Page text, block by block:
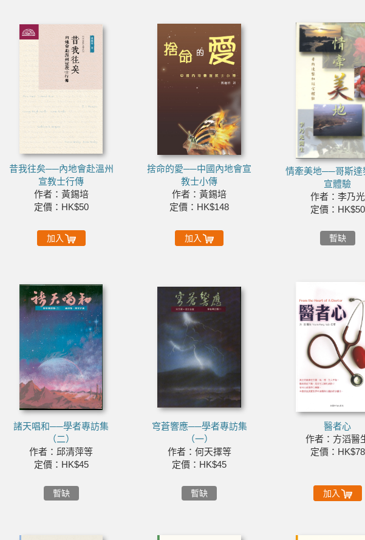
昔我往矣──內地會赴溫州
宣教士行傳
作者：黃錫培
定價：HK$50
加入
捨命的愛──中國內地會宣
教士小傳
作者：黃錫培
定價：HK$148
加入
情牽美地──哥斯達
宣體驗
作者：李乃光
定價：HK$50
暫缺
諸天唱和──學者專訪集
（二）
作者：邱清萍等
定價：HK$45
暫缺
穹蒼響應──學者專訪集
（一）
作者：何天擇等
定價：HK$45
暫缺
醫者心
作者：方滔醫
定價：HK$78
加入